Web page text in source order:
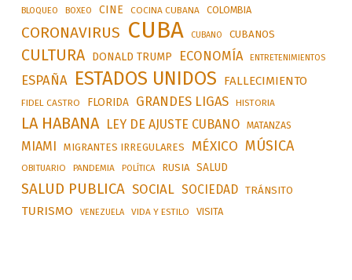
BLOQUEO BOXEO CINE COCINA CUBANA COLOMBIA
CORONAVIRUS CUBA CUBANO CUBANOS
CULTURA DONALD TRUMP ECONOMÍA ENTRETENIMIENTOS
ESPAÑA ESTADOS UNIDOS FALLECIMIENTO
FIDEL CASTRO FLORIDA GRANDES LIGAS HISTORIA
LA HABANA LEY DE AJUSTE CUBANO MATANZAS
MIAMI MIGRANTES IRREGULARES MÉXICO MÚSICA
OBITUARIO PANDEMIA POLÍTICA RUSIA SALUD
SALUD PUBLICA SOCIAL SOCIEDAD TRÁNSITO
TURISMO VENEZUELA VIDA Y ESTILO VISITA